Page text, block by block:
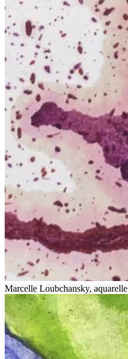
Marcelle Loubchansky, aquarelle